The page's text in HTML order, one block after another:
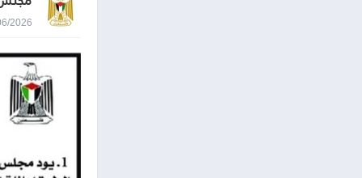
24/06/2026